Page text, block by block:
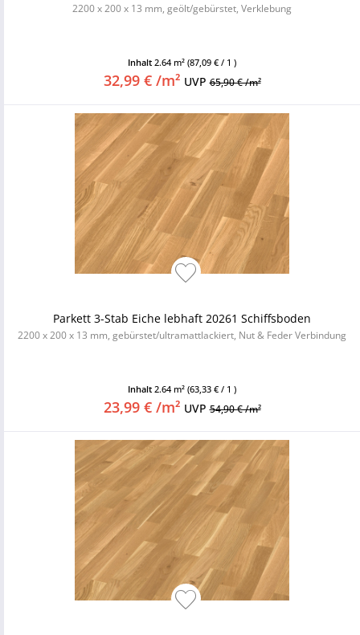
2200 x 200 x 13 mm, geölt/gebürstet, Verklebung
Inhalt 2.64 m² (87,09 € / 1 )
32,99 € /m² UVP65,90 € /m²
Parkett 3-Stab Eiche lebhaft 20261 Schiffsboden
2200 x 200 x 13 mm, gebürstet/ultramattlackiert, Nut & Feder Verbindung
Inhalt 2.64 m² (63,33 € / 1 )
23,99 € /m² UVP54,90 € /m²